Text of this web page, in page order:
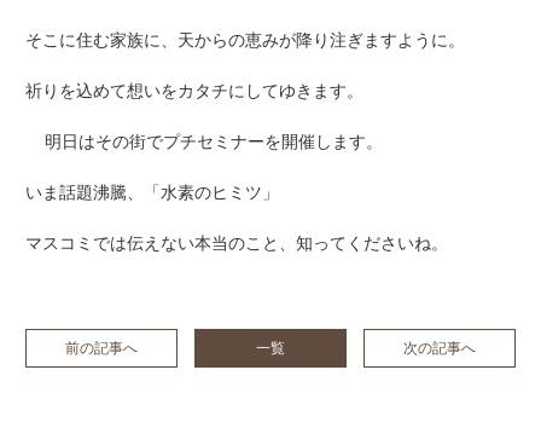
そこに住む家族に、天からの恵みが降り注ぎますように。
祈りを込めて想いをカタチにしてゆきます。
明日はその街でプチセミナーを開催します。
いま話題沸騰、「水素のヒミツ」
マスコミでは伝えない本当のこと、知ってくださいね。
前の記事へ 一覧 次の記事へ